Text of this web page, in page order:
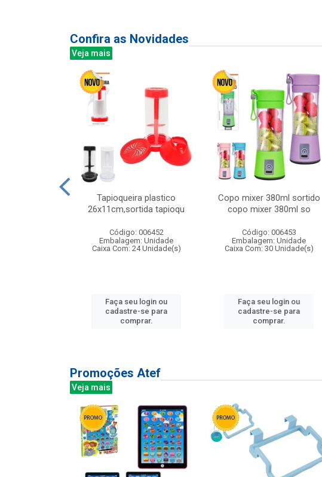
Confira as Novidades
Veja mais
Tapioqueira plastico
26x11cm,sortida tapioqu
Código: 006452
Embalagem: Unidade
Caixa Com: 24 Unidade(s)
Faça seu login ou
cadastre-se para
comprar.
Copo mixer 380ml sortido
copo mixer 380ml so
Código: 006453
Embalagem: Unidade
Caixa Com: 30 Unidade(s)
Faça seu login ou
cadastre-se para
comprar.
Promoções Atef
Veja mais